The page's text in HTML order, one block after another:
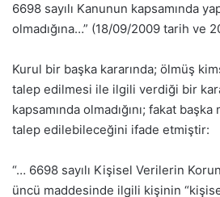
6698 sayılı Kanunun kapsamında
olmadığına…” (18/09/2009 tarih ve
Kurul bir başka kararında; ölmüş
talep edilmesi ile ilgili verdiği bir
kapsamında olmadığını; fakat
talep edilebileceğini ifade etmiştir:
“… 6698 sayılı Kişisel Verilerin
üncü maddesinde ilgili kişinin